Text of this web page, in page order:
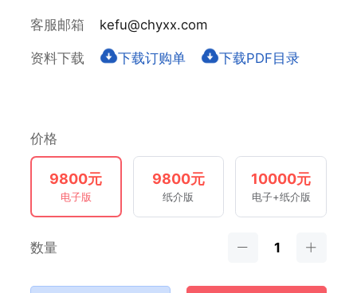
客服邮箱 kefu@chyxx.com
资料下载 下载订购单 下载PDF目录
价格
9800元
电子版
9800元
纸介版
10000元
电子+纸介版
数量